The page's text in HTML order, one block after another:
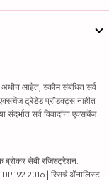
अधीन आहेत, स्कीम संबंधित सर्व
ट्रेडेड प्रॉडक्ट्स नाहीत
सर्व विवादांना एक्सचेंज
सेबी रजिस्ट्रेशन:
192-2016 | रिसर्च ॲनालिस्ट